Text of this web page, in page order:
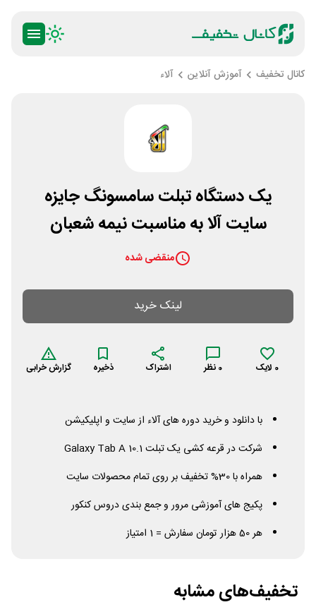
کانال تخفیف آموزش آنلاین آلاء
یک دستگاه تبلت سامسونگ جایزه
سایت آلا به مناسبت نیمه شعبان
منقضی شده
لینک خرید
0 لایک 0 نظر اشتراک ذخیره گزارش خرابی
با دانلود و خرید دوره های آلاء از سایت و اپلیکیشن
شرکت در قرعه کشی یک تبلت
Galaxy Tab A 10.1
همراه با 30% تخفیف بر روی تمام محصولات سایت
پکیج های آموزشی مرور و جمع بندی دروس کنکور
هر 50 هزار تومان سفارش = 1 امتیاز
تخفیف‌های مشابه